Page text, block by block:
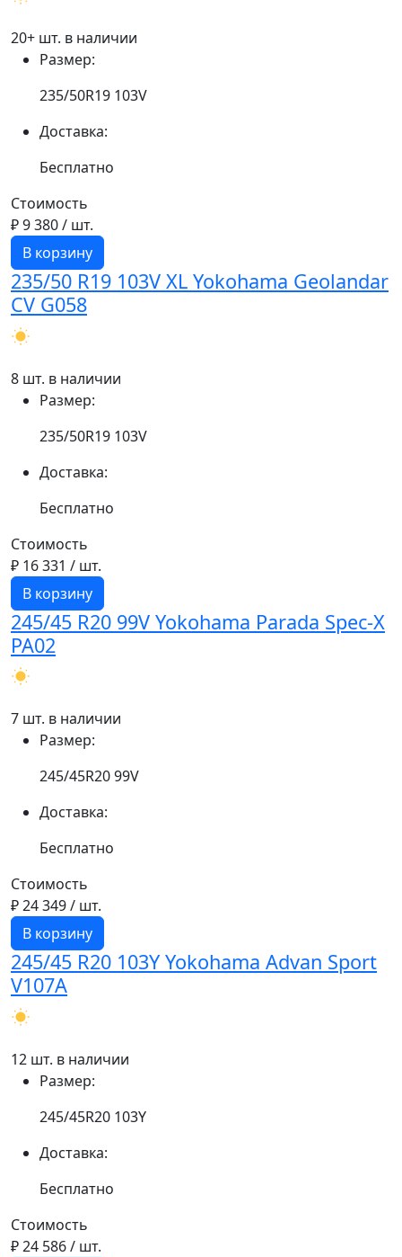
20+ шт. в наличии
Размер:
235/50R19 103V
Доставка:
Бесплатно
Стоимость
₽ 9 380/ шт.
В корзину
235/50 R19 103V XL Yokohama Geolandar
CV G058
8 шт. в наличии
Размер:
235/50R19 103V
Доставка:
Бесплатно
Стоимость
₽ 16 331 / шт.
В корзину
245/45 R20 99V Yokohama Parada Spec-X
PA02
7 шт. в наличии
Размер:
245/45R20 99V
Доставка:
Бесплатно
Стоимость
₽ 24 349/ шт.
В корзину
245/45 R20 103Y Yokohama Advan Sport
V107A
12 шт. в наличии
Размер:
245/45R20 103Y
Доставка:
Бесплатно
Стоимость
₽ 24 586/ шт.